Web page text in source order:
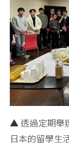
▲ 透過定期舉
日本的留學生